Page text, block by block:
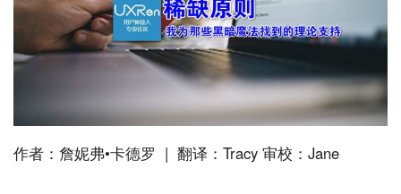
作者：詹妮弗•卡德罗 | 翻译：Tracy 审校：Jane